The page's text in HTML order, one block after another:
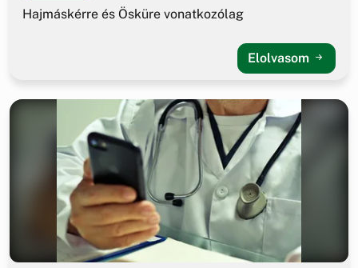
Hajmáskérre és Ösküre vonatkozólag
Elolvasom